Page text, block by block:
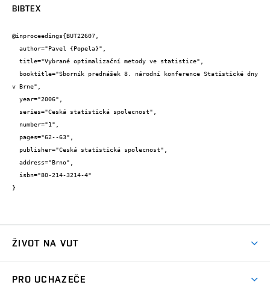
BIBTEX
@inproceedings{BUT22607,
v Brne",
}
ŽIVOT NA VUT
PRO UCHAZEČE